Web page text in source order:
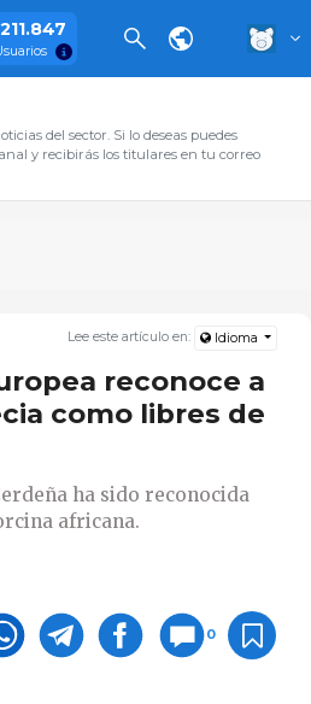
211.847
del sector. Si lo deseas puedes
y recibirás los titulares en tu correo
Lee este artículo en: Idioma
reconoce a
como libres de
ha sido reconocida
africana.
0